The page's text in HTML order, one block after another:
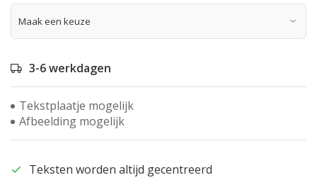
3-6 werkdagen
Tekstplaatje mogelijk
Afbeelding mogelijk
Teksten worden altijd gecentreerd